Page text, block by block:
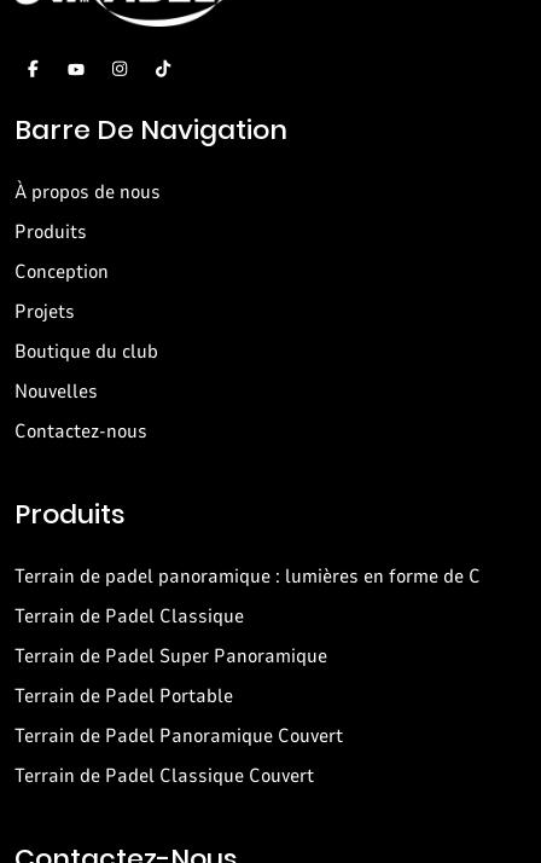
Barre De Navigation
À propos de nous
Produits
Conception
Projets
Boutique du club
Nouvelles
Contactez-nous
Produits
Terrain de padel panoramique : lumières en forme de C
Terrain de Padel Classique
Terrain de Padel Super Panoramique
Terrain de Padel Portable
Terrain de Padel Panoramique Couvert
Terrain de Padel Classique Couvert